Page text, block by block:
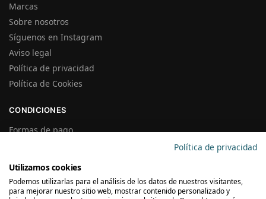
Marcas
Sobre nosotros
Síguenos en Instagram
Aviso legal
Política de privacidad
Política de Cookies
CONDICIONES
Formas de pago
Precios y Disponibilidad
Garantías y Devoluciones
Política de privacidad
Utilizamos cookies
Podemos utilizarlas para el análisis de los datos de nuestros visitantes,
para mejorar nuestro sitio web, mostrar contenido personalizado y